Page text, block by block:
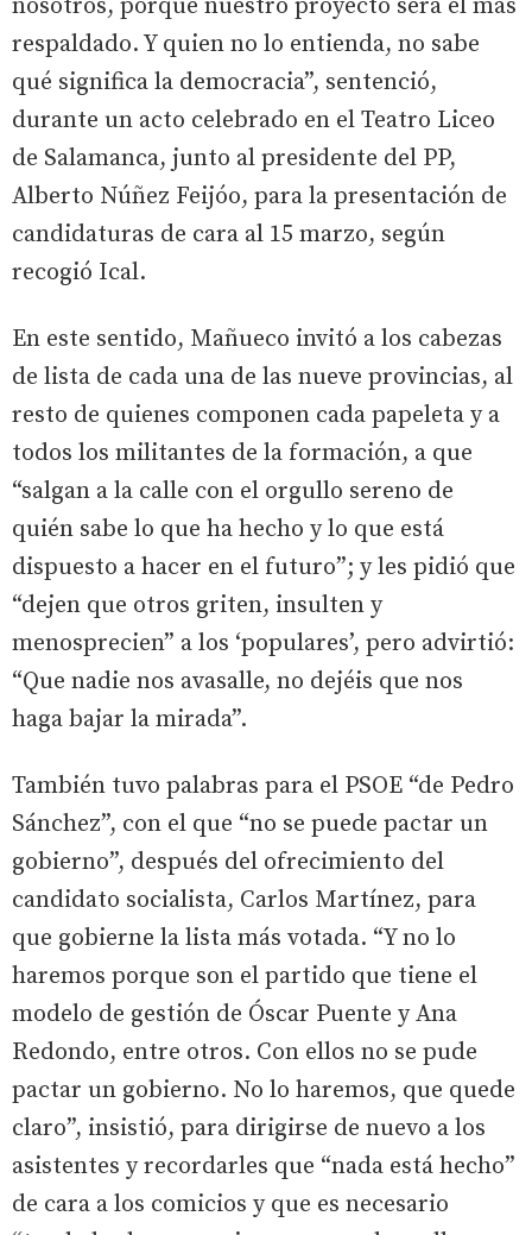
nosotros, porque nuestro proyecto será el más
respaldado. Y quien no lo entienda, no sabe
qué significa la democracia”, sentenció,
durante un acto celebrado en el Teatro Liceo
de Salamanca, junto al presidente del PP,
Alberto Núñez Feijóo, para la presentación de
candidaturas de cara al 15 marzo, según
recogió Ical.
En este sentido, Mañueco invitó a los cabezas
de lista de cada una de las nueve provincias, al
resto de quienes componen cada papeleta y a
todos los militantes de la formación, a que
“salgan a la calle con el orgullo sereno de
quién sabe lo que ha hecho y lo que está
dispuesto a hacer en el futuro”; y les pidió que
“dejen que otros griten, insulten y
menosprecien” a los ‘populares’, pero advirtió:
“Que nadie nos avasalle, no dejéis que nos
haga bajar la mirada”.
También tuvo palabras para el PSOE “de Pedro
Sánchez”, con el que “no se puede pactar un
gobierno”, después del ofrecimiento del
candidato socialista, Carlos Martínez, para
que gobierne la lista más votada. “Y no lo
haremos porque son el partido que tiene el
modelo de gestión de Óscar Puente y Ana
Redondo, entre otros. Con ellos no se pude
pactar un gobierno. No lo haremos, que quede
claro”, insistió, para dirigirse de nuevo a los
asistentes y recordarles que “nada está hecho”
de cara a los comicios y que es necesario